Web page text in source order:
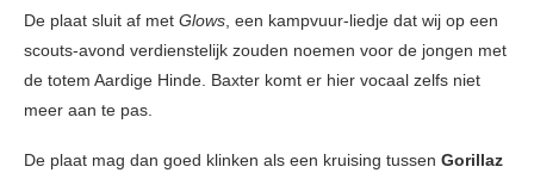
De plaat sluit af met Glows, een kampvuur-liedje dat wij op een
scouts-avond verdienstelijk zouden noemen voor de jongen met
de totem Aardige Hinde. Baxter komt er hier vocaal zelfs niet
meer aan te pas.
De plaat mag dan goed klinken als een kruising tussen Gorillaz